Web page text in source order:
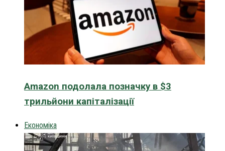
Amazon подолала позначку в $3
трильйони капіталізації
Економіка